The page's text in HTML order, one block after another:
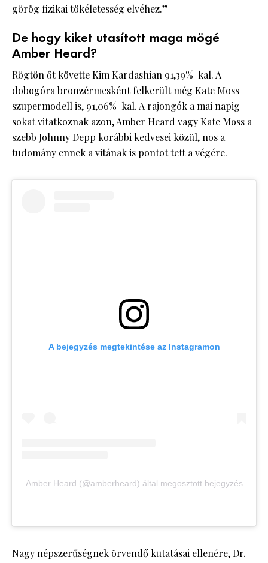
görög fizikai tökéletesség elvéhez.”
De hogy kiket utasított maga mögé
Amber Heard?
Rögtön őt követte Kim Kardashian 91,39%-kal. A
dobogóra bronzérmesként felkerült még Kate Moss
szupermodell is, 91,06%-kal. A rajongók a mai napig
sokat vitatkoznak azon, Amber Heard vagy Kate Moss a
szebb Johnny Depp korábbi kedvesei közül, nos a
tudomány ennek a vitának is pontot tett a végére.
A bejegyzés megtekintése az Instagramon
Amber Heard (@amberheard) által megosztott bejegyzés
Nagy népszerűségnek örvendő kutatásai ellenére, Dr.